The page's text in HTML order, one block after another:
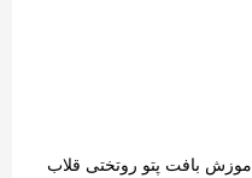
اموزش بافت پتو روتختی قلاب